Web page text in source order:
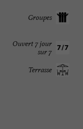
Groupes
Ouvert 7 jour
sur 7
Terrasse